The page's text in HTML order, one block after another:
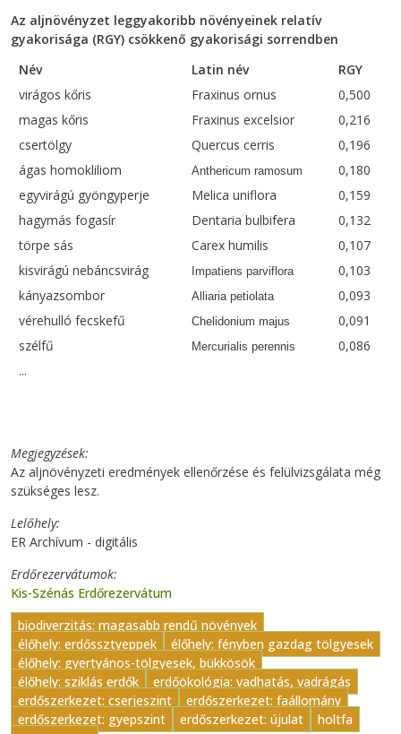
Az aljnövényzet leggyakoribb növényeinek relatív
gyakorisága (RGY) csökkenő gyakorisági sorrendben
Név
Latin név
RGY
virágos kőris
Fraxinus ornus
0,500
magas kőris
Fraxinus excelsior
0,216
csertölgy
Quercus cerris
0,196
ágas homokliliom
Anthericum ramosum
0,180
egyvirágú gyöngyperje
Melica uniflora
0,159
hagymás fogasír
Dentaria bulbifera
0,132
törpe sás
Carex humilis
0,107
kisvirágú nebáncsvirág
Impatiens parviflora
0,103
kányazsombor
Alliaria petiolata
0,093
vérehulló fecskefű
Chelidonium majus
0,091
szélfű
Mercurialis perennis
0,086
...
Megjegyzések
Az aljnövényzeti eredmények ellenőrzése és felülvizsgálata még
szükséges lesz.
Lelőhely
ER Archívum - digitális
Erdőrezervátumok
Kis-Szénás Erdőrezervátum
biodiverzitás: magasabb rendű növények
élőhely: erdőssztyeppek
élőhely: fényben gazdag tölgyesek
élőhely: gyertyános-tölgyesek, bükkösök
élőhely: sziklás erdők
erdőökológia: vadhatás, vadrágás
erdőszerkezet: cserjeszint
erdőszerkezet: faállomány
erdőszerkezet: gyepszint
erdőszerkezet: újulat
holtfa